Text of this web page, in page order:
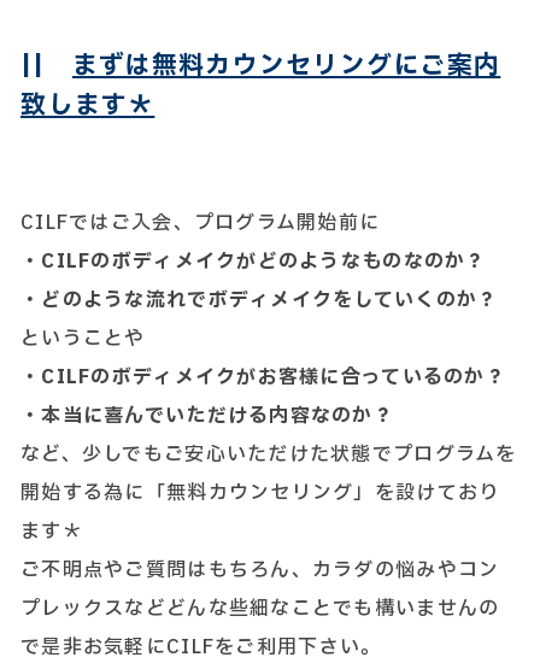
|| まずは無料カウンセリングにご案内
致します＊
CILFではご入会、プログラム開始前に
・CILFのボディメイクがどのようなものなのか？
・どのような流れでボディメイクをしていくのか？
ということや
・CILFのボディメイクがお客様に合っているのか？
・本当に喜んでいただける内容なのか？
など、少しでもご安心いただけた状態でプログラムを
開始する為に「無料カウンセリング」を設けており
ます＊
ご不明点やご質問はもちろん、カラダの悩みやコン
プレックスなどどんな些細なことでも構いませんの
で是非お気軽にCILFをご利用下さい。